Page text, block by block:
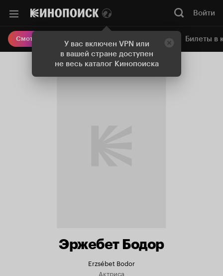
У вас включен VPN или
в вашей стране доступен
не весь каталог Кинопоиска
Войти
Смотреть кино Онлайн-кинотеатр Билеты в
Эржебет Бодор
Erzsébet Bodor
Актриса